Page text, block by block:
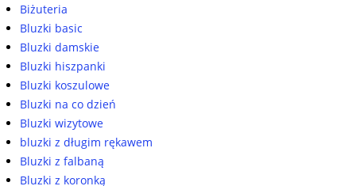
Biżuteria
Bluzki basic
Bluzki damskie
Bluzki hiszpanki
Bluzki koszulowe
Bluzki na co dzień
Bluzki wizytowe
bluzki z długim rękawem
Bluzki z falbaną
Bluzki z koronką